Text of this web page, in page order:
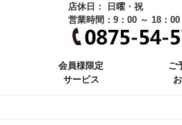
店休日： 日曜・祝
営業時間：9：00 ～ 18：00
会員様限定
サービス
ご